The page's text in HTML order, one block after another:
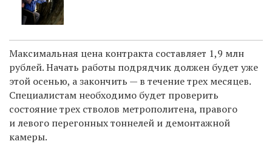
Максимальная цена контракта составляет 1,9 млн
рублей. Начать работы подрядчик должен будет уже
этой осенью, а закончить — в течение трех месяцев.
Специалистам необходимо будет проверить
состояние трех стволов метрополитена, правого
и левого перегонных тоннелей и демонтажной
камеры.